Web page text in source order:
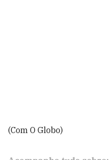
(Com O Globo)